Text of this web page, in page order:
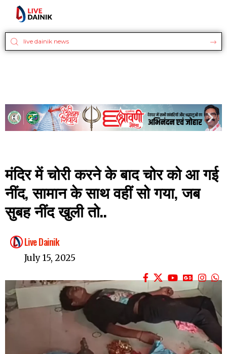
मंदिर में चोरी करने के बाद चोर को आ गई
नींद, सामान के साथ वहीं सो गया, जब
सुबह नींद खुली तो..
Live Dainik
July 15, 2025